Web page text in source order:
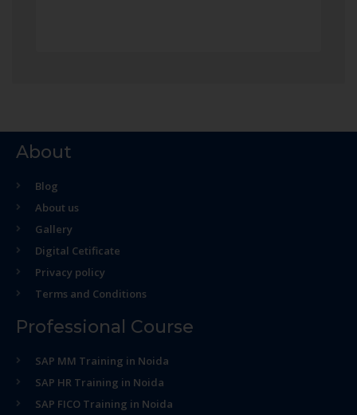
About
Blog
About us
Gallery
Digital Cetificate
Privacy policy
Terms and Conditions
Professional Course
SAP MM Training in Noida
SAP HR Training in Noida
SAP FICO Training in Noida